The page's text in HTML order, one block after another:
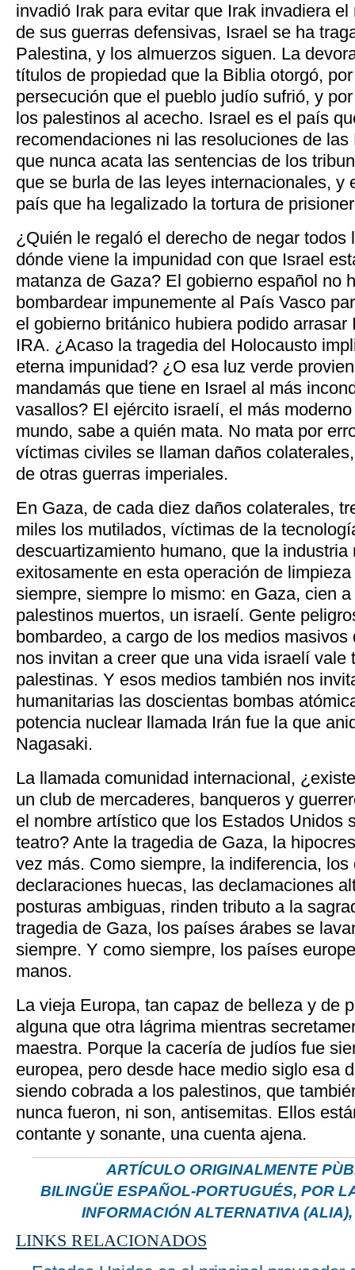
invadió Irak para evitar que Irak invadiera
de sus guerras defensivas, Israel se ha
Palestina, y los almuerzos siguen. La
títulos de propiedad que la Biblia otorgó,
persecución que el pueblo judío sufrió, y
los palestinos al acecho. Israel es el país
recomendaciones ni las resoluciones de
que nunca acata las sentencias de los
que se burla de las leyes internacionales, y
país que ha legalizado la tortura de
¿Quién le regaló el derecho de negar todos
dónde viene la impunidad con que Israel
matanza de Gaza? El gobierno español no
bombardear impunemente al País Vasco
el gobierno británico hubiera podido arrasar
IRA. ¿Acaso la tragedia del Holocausto
eterna impunidad? ¿O esa luz verde
mandamás que tiene en Israel al más
vasallos? El ejército israelí, el más
mundo, sabe a quién mata. No mata por
víctimas civiles se llaman daños
de otras guerras imperiales.
En Gaza, de cada diez daños colaterales,
miles los mutilados, víctimas de la
descuartizamiento humano, que la
exitosamente en esta operación de
siempre, siempre lo mismo: en Gaza, cien
palestinos muertos, un israelí. Gente
bombardeo, a cargo de los medios
nos invitan a creer que una vida israelí vale
palestinas. Y esos medios también nos
humanitarias las doscientas bombas
potencia nuclear llamada Irán fue la que
Nagasaki.
La llamada comunidad internacional,
un club de mercaderes, banqueros y
el nombre artístico que los Estados Unidos
teatro? Ante la tragedia de Gaza, la
vez más. Como siempre, la indiferencia,
declaraciones huecas, las declamaciones
posturas ambiguas, rinden tributo a la
tragedia de Gaza, los países árabes se
siempre. Y como siempre, los países
manos.
La vieja Europa, tan capaz de belleza y de
alguna que otra lágrima mientras
maestra. Porque la cacería de judíos fue
europea, pero desde hace medio siglo esa
siendo cobrada a los palestinos, que
nunca fueron, ni son, antisemitas. Ellos
contante y sonante, una cuenta ajena.
ARTÍCULO ORIGINALMENTE
BILINGÜE ESPAÑOL-PORTUGUÉS, POR
INFORMACIÓN ALTERNATIVA
LINKS RELACIONADOS